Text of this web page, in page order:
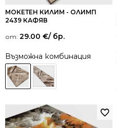
МОКЕТЕН КИЛИМ - ОЛИМП
2439 КАФЯВ
от: 29.00 €/ бр.
Възможна комбинация